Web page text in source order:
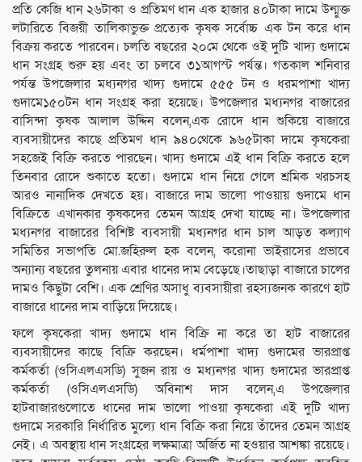
প্রতি কেজি ধান ২৬টাকা ও প্রতিমণ ধান এক হাজার ৪০টাকা দামে উন্মুক্ত
লটারিতে বিজয়ী তালিকাভুক্ত প্রত্যেক কৃষক সর্বোচ্চ এক টন করে ধান
বিক্রয় করতে পারবেন। চলতি বছরের ২০মে থেকে ওই দুটি খাদ্য গুদামে
ধান সংগ্রহ শুরু হয় এবং তা চলবে ৩১আগস্ট পর্যন্ত। গতকাল শনিবার
পর্যন্ত উপজেলার মধ্যনগর খাদ্য গুদামে ৫৫৫ টন ও ধরমপাশা খাদ্য
গুদামে১৫০টন ধান সংগ্রহ করা হয়েছে। উপজেলার মধ্যনগর বাজারের
বাসিন্দা কৃষক আলাল উদ্দিন বলেন,এক রোদে ধান শুকিয়ে বাজারে
ব্যবসায়ীদের কাছে প্রতিমণ ধান ৯৪০থেকে ৯৬৫টাকা দামে কৃষকেরা
সহজেই বিক্রি করতে পারছেন। খাদ্য গুদামে এই ধান বিক্রি করতে হলে
তিনবার রোদে শুকাতে হতো। গুদামে ধান নিয়ে গেলে শ্রমিক খরচসহ
আরও নানাদিক দেখতে হয়। বাজারে দাম ভালো পাওয়ায় গুদামে ধান
বিক্রিতে এখানকার কৃষকদের তেমন আগ্রহ দেখা যাচ্ছে না। উপজেলার
মধ্যনগর বাজারের বিশিষ্ট ব্যবসায়ী মধ্যনগর ধান চাল আড়ত কল্যাণ
সমিতির সভাপতি মো.জহিরুল হক বলেন, করোনা ভাইরাসের প্রভাবে
অন্যান্য বছরের তুলনায় এবার ধানের দাম বেড়েছে।তাছাড়া বাজারে চালের
দামও কিছুটা বেশি। এক শ্রেণির অসাধু ব্যবসায়ীরা রহস্যজনক কারণে হাট
বাজারে ধানের দাম বাড়িয়ে দিয়েছে।
ফলে কৃষকেরা খাদ্য গুদামে ধান বিক্রি না করে তা হাট বাজারের
ব্যবসায়ীদের কাছে বিক্রি করছেন। ধর্মপাশা খাদ্য গুদামের ভারপ্রাপ্ত
কর্মকর্তা (ওসিএলএসডি) সুজন রায় ও মধ্যনগর খাদ্য গুদামের ভারপ্রাপ্ত
কর্মকর্তা (ওসিএলএসডি) অবিনাশ দাস বলেন,এ উপজেলার
হাটবাজারগুলোতে ধানের দাম ভালো পাওয়া কৃষকেরা এই দুটি খাদ্য
গুদামে সরকারি নির্ধারিত মুল্যে ধান বিক্রি করা নিয়ে তাঁদের তেমন আগ্রহ
নেই। এ অবস্থায় ধান সংগ্রহের লক্ষমাত্রা অর্জিত না হওয়ার আশঙ্কা রয়েছে।